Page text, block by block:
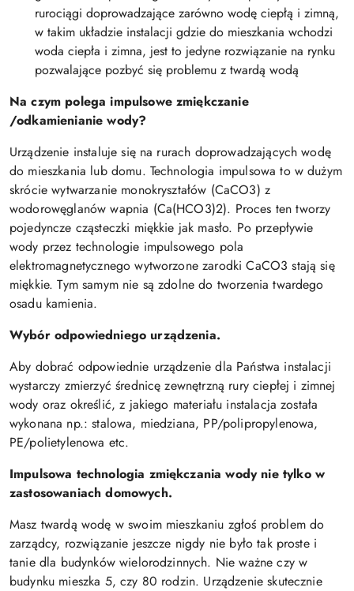
rurociągi doprowadzające zarówno wodę ciepłą i zimną,
w takim układzie instalacji gdzie do mieszkania wchodzi
woda ciepła i zimna, jest to jedyne rozwiązanie na rynku
pozwalające pozbyć się problemu z twardą wodą
Na czym polega impulsowe zmiękczanie
/odkamienianie wody?
Urządzenie instaluje się na rurach doprowadzających wodę
do mieszkania lub domu. Technologia impulsowa to w dużym
skrócie wytwarzanie monokryształów (CaCO3) z
wodorowęglanów wapnia (Ca(HCO3)2). Proces ten tworzy
pojedyncze cząsteczki miękkie jak masło. Po przepływie
wody przez technologie impulsowego pola
elektromagnetycznego wytworzone zarodki CaCO3 stają się
miękkie. Tym samym nie są zdolne do tworzenia twardego
osadu kamienia.
Wybór odpowiedniego urządzenia.
Aby dobrać odpowiednie urządzenie dla Państwa instalacji
wystarczy zmierzyć średnicę zewnętrzną rury ciepłej i zimnej
wody oraz określić, z jakiego materiału instalacja została
wykonana np.: stalowa, miedziana, PP/polipropylenowa,
PE/polietylenowa etc.
Impulsowa technologia zmiękczania wody nie tylko w
zastosowaniach domowych.
Masz twardą wodę w swoim mieszkaniu zgłoś problem do
zarządcy, rozwiązanie jeszcze nigdy nie było tak proste i
tanie dla budynków wielorodzinnych. Nie ważne czy w
budynku mieszka 5, czy 80 rodzin. Urządzenie skutecznie